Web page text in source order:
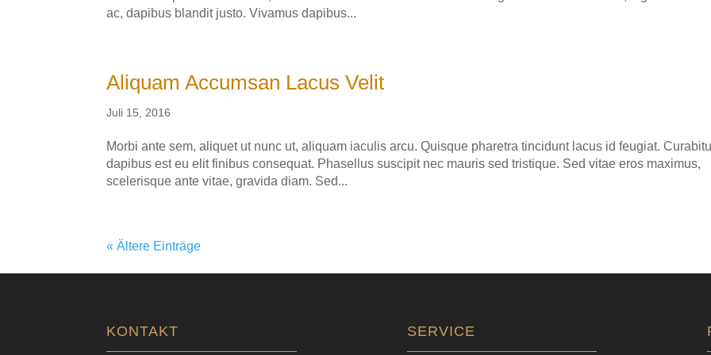
ac, dapibus blandit justo. Vivamus dapibus...
Aliquam Accumsan Lacus Velit
Juli 15, 2016
Morbi ante sem, aliquet ut nunc ut, aliquam iaculis arcu. Quisque pharetra tincidunt lacus id feugiat.
dapibus est eu elit finibus consequat. Phasellus suscipit nec mauris sed tristique. Sed vitae eros maximus,
scelerisque ante vitae, gravida diam. Sed...
« Ältere Einträge
KONTAKT SERVICE